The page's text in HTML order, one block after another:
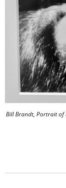
Bill Brandt, Portrait of